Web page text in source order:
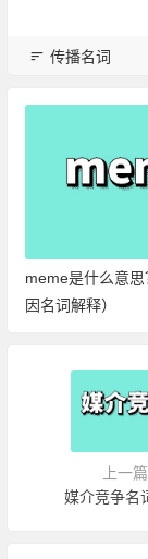
传播名词
meme是什么意
因名词解释）
上一篇
媒介竞争名